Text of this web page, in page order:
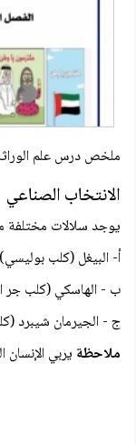
ملخص درس علم
الانتخاب الصناعي
يوجد سلالات مختلفة
أ- البيغل (كلب بوليسي)
ب - الهاسكي (كلب جر
ج - الجيرمان شيبرد
ملاحظة يربي